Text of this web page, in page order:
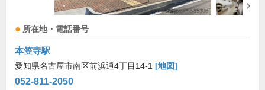
所在地・電話番号
本笠寺駅
愛知県名古屋市南区前浜通4丁目14-1 [地図]
052-811-2050